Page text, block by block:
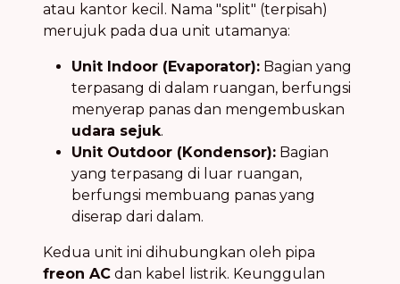
atau kantor kecil. Nama "split" (terpisah)
merujuk pada dua unit utamanya:
Unit Indoor (Evaporator): Bagian yang
terpasang di dalam ruangan, berfungsi
menyerap panas dan mengembuskan
udara sejuk.
Unit Outdoor (Kondensor): Bagian
yang terpasang di luar ruangan,
berfungsi membuang panas yang
diserap dari dalam.
Kedua unit ini dihubungkan oleh pipa
freon AC dan kabel listrik. Keunggulan